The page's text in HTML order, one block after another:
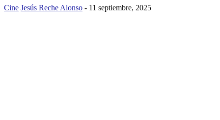
Cine Jesús Reche Alonso - 11 septiembre, 2025